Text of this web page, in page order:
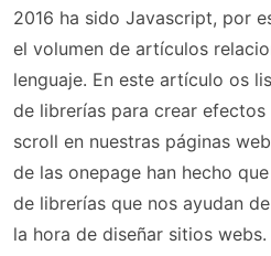
2016 ha sido Javascript, por
el volumen de artículos
lenguaje. En este artículo os
de librerías para crear
scroll en nuestras páginas
de las onepage han hecho
de librerías que nos ayudan
la hora de diseñar sitios webs.